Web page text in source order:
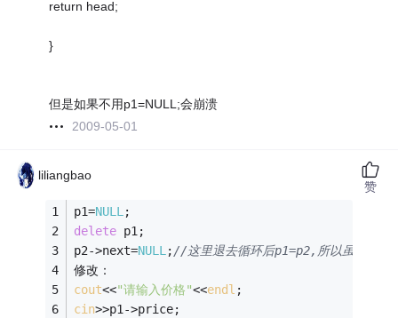
return head;
}
但是如果不用p1=NULL;会崩溃
2009-05-01
liliangbao
p1=NULL;
delete p1;
p2->next=NULL;//这里退去循环后p1=p2,所以虽然释放
修改：
cout<<"请输入价格"<<endl ;
cin>>p1->price;
赞